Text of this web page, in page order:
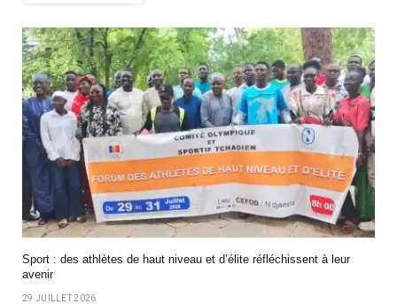
Sport : des athlètes de haut niveau et d’élite réfléchissent à leur
avenir
29 JUILLET 2026